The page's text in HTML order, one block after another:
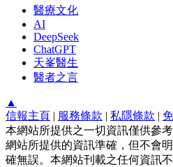
醫療文化
AI
DeepSeek
ChatGPT
天峯醫生
醫者之言
▲
信報主頁 | 服務條款 | 私隱條款 |
本網站所提供之一切資訊僅供參
網站所提供的資訊準確，但不會
確無誤。本網站刊載之任何資訊